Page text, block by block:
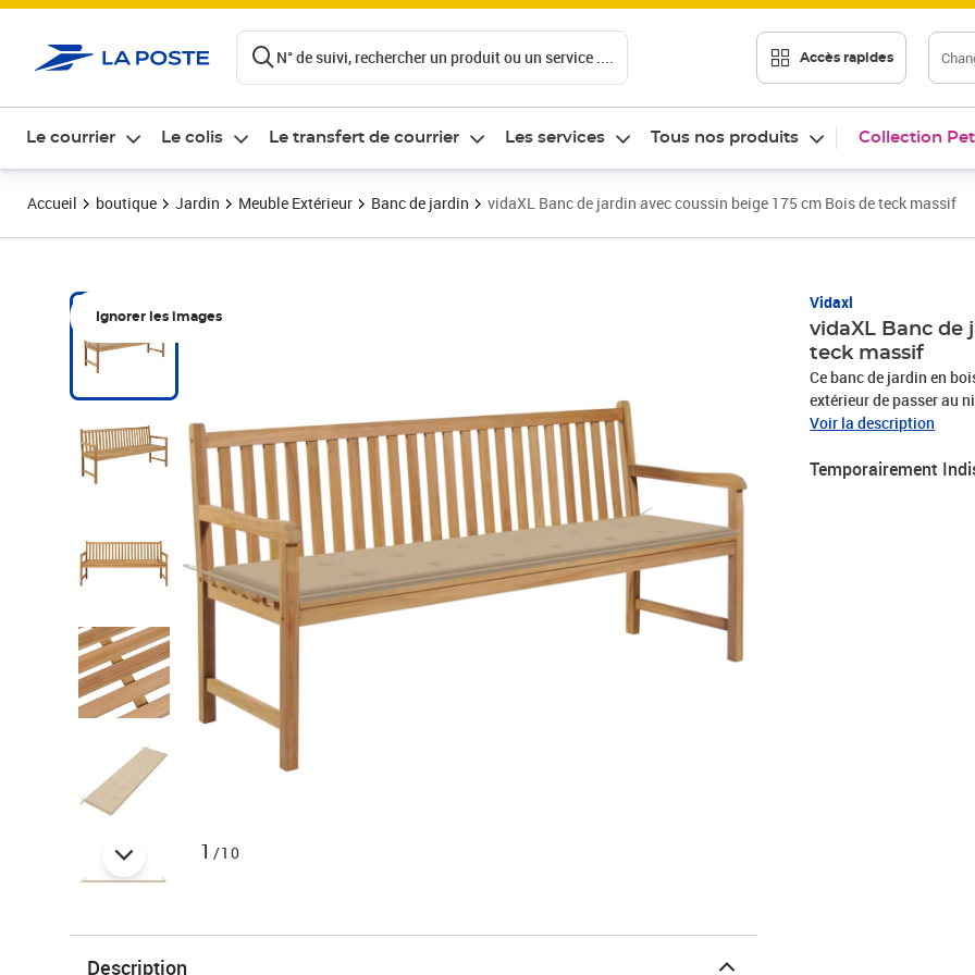
N° de suivi, rechercher un produit ou un service .... Accès rapides
Le courrier Le colis Le transfert de courrier Les services Tous nos produits Collection
Accueil boutique Jardin Meuble Extérieur Banc de jardin vidaXL Banc de jardin avec coussin beige 175 cm Bois de teck massif
Ignorer les images
1 /10
Vidaxl
vidaXL Banc de
teck massif
Ce banc de jardin en
extérieur de passer au
durable, cette pièce de
résistance
présente une belle
Voir la description
Temporairement
Description